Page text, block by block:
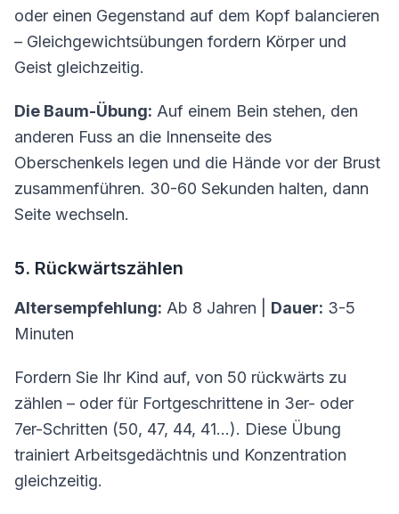
oder einen Gegenstand auf dem Kopf balancieren
– Gleichgewichtsübungen fordern Körper und
Geist gleichzeitig.
Die Baum-Übung: Auf einem Bein stehen, den
anderen Fuss an die Innenseite des
Oberschenkels legen und die Hände vor der Brust
zusammenführen. 30-60 Sekunden halten, dann
Seite wechseln.
5. Rückwärtszählen
Altersempfehlung: Ab 8 Jahren | Dauer: 3-5
Minuten
Fordern Sie Ihr Kind auf, von 50 rückwärts zu
zählen – oder für Fortgeschrittene in 3er- oder
7er-Schritten (50, 47, 44, 41...). Diese Übung
trainiert Arbeitsgedächtnis und Konzentration
gleichzeitig.